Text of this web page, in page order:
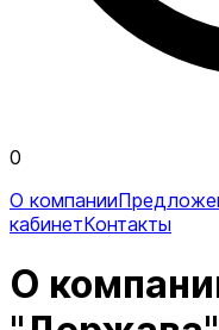
0
О компании
кабинетКонтакты
О